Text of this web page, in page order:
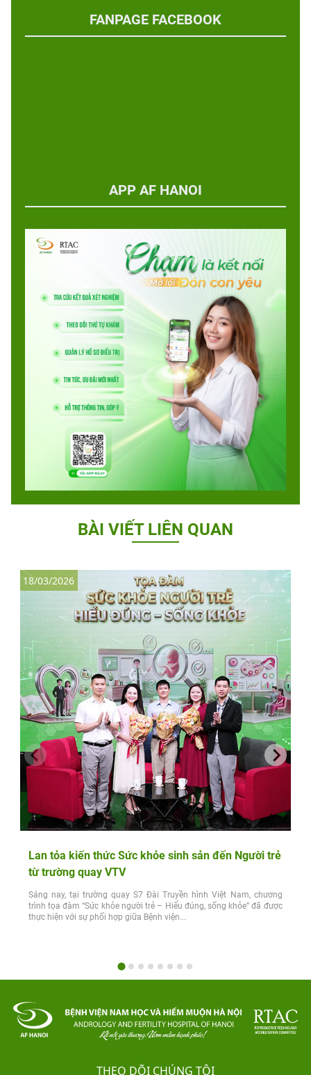
FANPAGE FACEBOOK
APP AF HANOI
BÀI VIẾT LIÊN QUAN
Lan tỏa kiến thức Sức khỏe sinh sản đến Người trẻ
từ trường quay VTV
Sáng nay, tại trường quay S7 Đài Truyền hình Việt Nam, chương
trình tọa đàm “Sức khỏe người trẻ – Hiểu đúng, sống khỏe” đã được
thực hiện với sự phối hợp giữa Bệnh viện...
18/03/2026
THEO DÕI CHÚNG TÔI